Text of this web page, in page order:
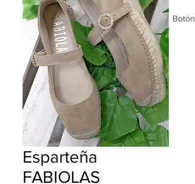
Esparteña
FABIOLAS
Botón